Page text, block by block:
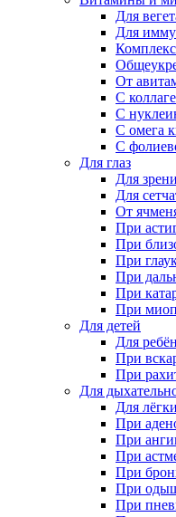
Для
Для
От
С
С
С омега
С
Для глаз
Для
Для
От
При
При
При
При
При
При
Для детей
Для
При
При
Для
Для
При
При
При
При
При
При